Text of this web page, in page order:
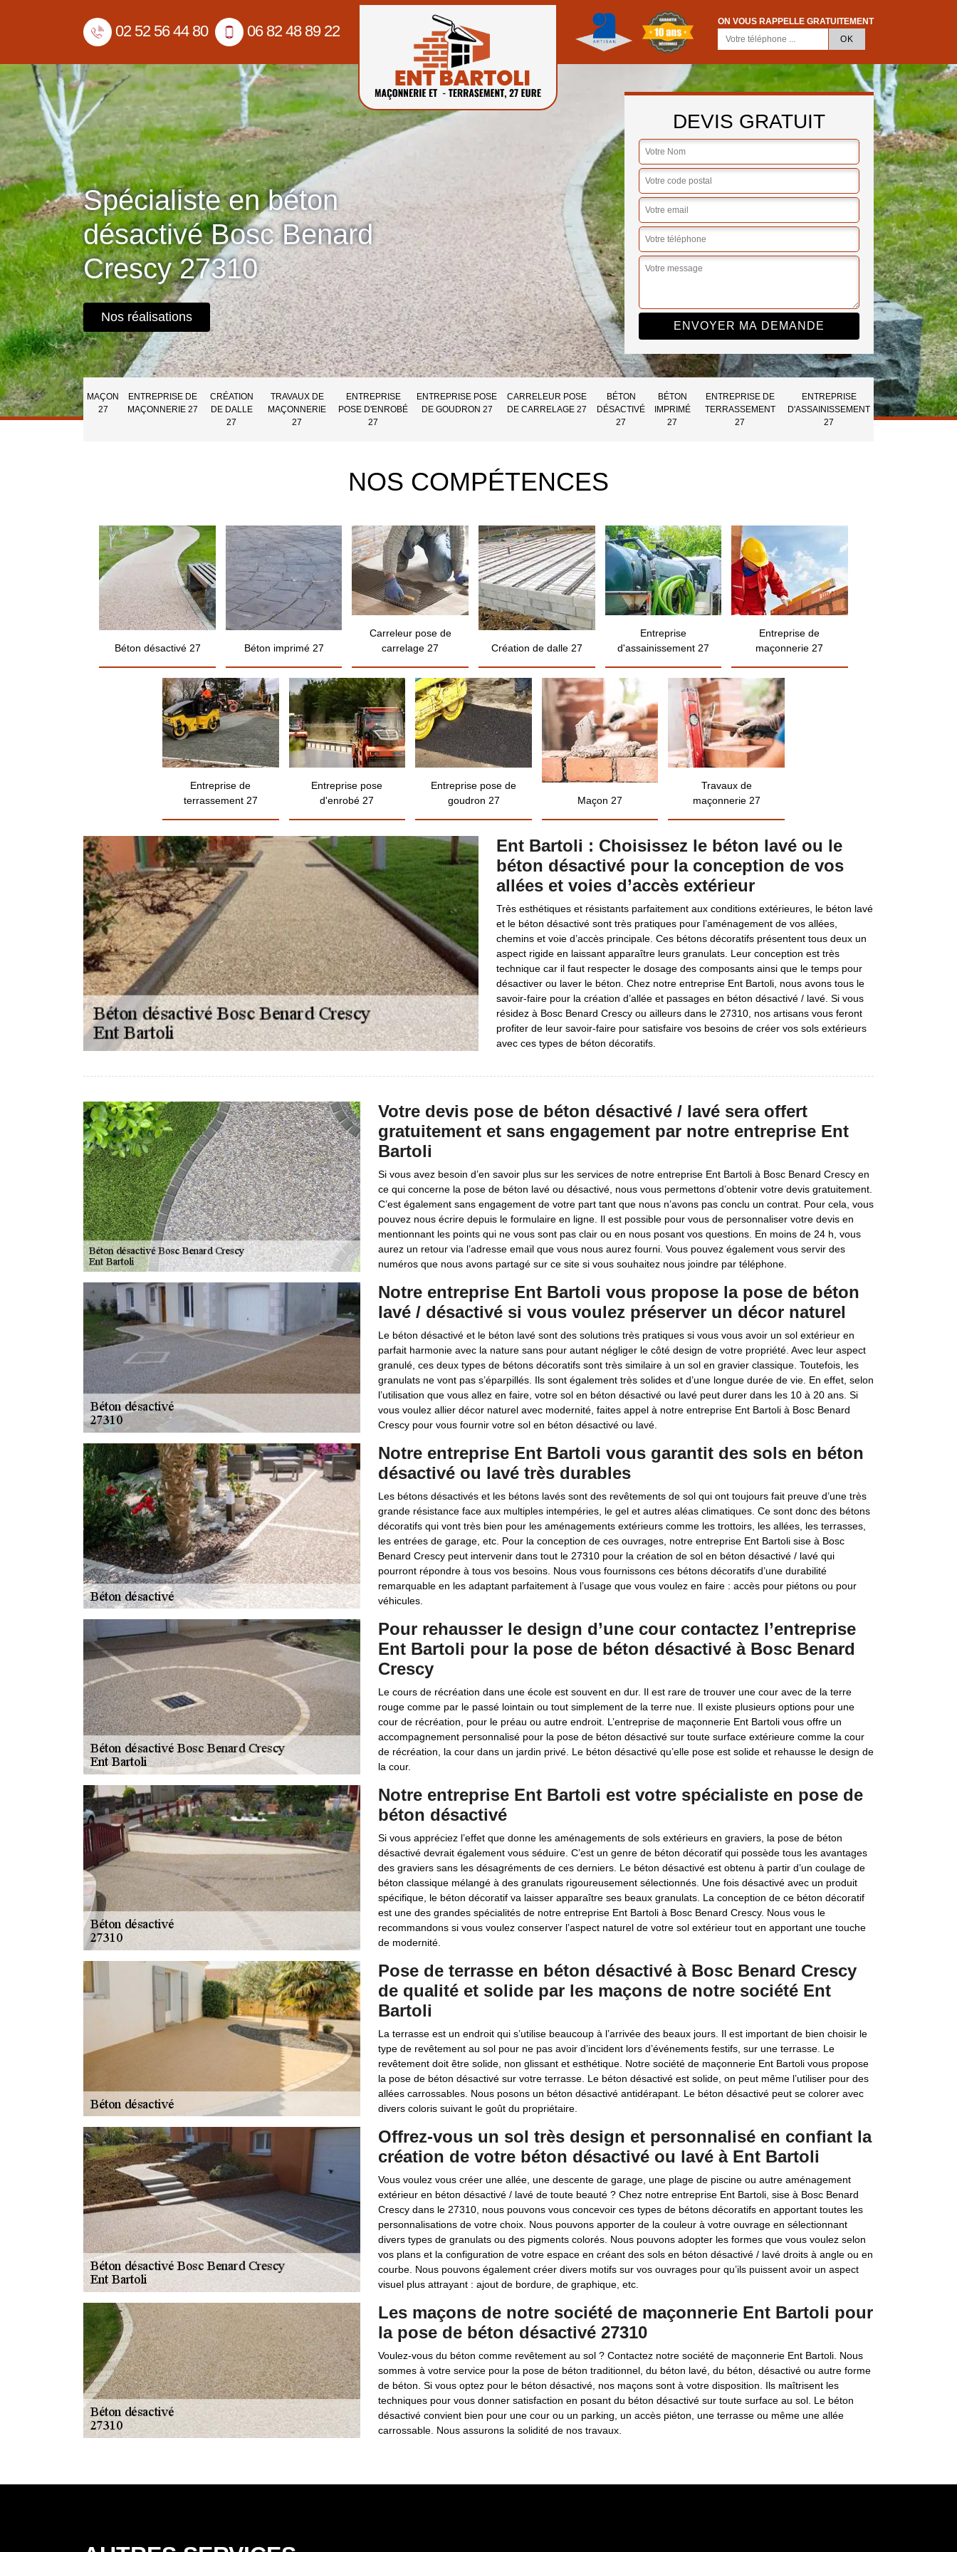
02 52 56 44 80 06 82 48 89 22
ON VOUS RAPPELLE GRATUITEMENT
Spécialiste en béton
désactivé Bosc Benard
Crescy 27310
Nos réalisations
DEVIS GRATUIT
MAÇON
27
ENTREPRISE DE
MAÇONNERIE 27
CRÉATION
DE DALLE
27
TRAVAUX DE
MAÇONNERIE
27
ENTREPRISE
POSE D'ENROBÉ
27
ENTREPRISE POSE
DE GOUDRON 27
CARRELEUR POSE
DE CARRELAGE 27
BÉTON
DÉSACTIVÉ
27
BÉTON
IMPRIMÉ
27
ENTREPRISE DE
TERRASSEMENT
27
ENTREPRISE
D'ASSAINISSEMENT
27
NOS COMPÉTENCES
Béton désactivé 27 Béton imprimé 27
Carreleur pose de
carrelage 27
Création de dalle 27
Entreprise
d'assainissement 27
Entreprise de
maçonnerie 27
Entreprise de
terrassement 27
Entreprise pose
d'enrobé 27
Entreprise pose de
goudron 27
Maçon 27
Travaux de
maçonnerie 27
Ent Bartoli : Choisissez le béton lavé ou le
béton désactivé pour la conception de vos
allées et voies d’accès extérieur
Très esthétiques et résistants parfaitement aux conditions extérieures, le béton lavé
et le béton désactivé sont très pratiques pour l’aménagement de vos allées,
chemins et voie d’accès principale. Ces bétons décoratifs présentent tous deux un
aspect rigide en laissant apparaître leurs granulats. Leur conception est très
technique car il faut respecter le dosage des composants ainsi que le temps pour
désactiver ou laver le béton. Chez notre entreprise Ent Bartoli, nous avons tous le
savoir-faire pour la création d’allée et passages en béton désactivé / lavé. Si vous
résidez à Bosc Benard Crescy ou ailleurs dans le 27310, nos artisans vous feront
profiter de leur savoir-faire pour satisfaire vos besoins de créer vos sols extérieurs
avec ces types de béton décoratifs.
Votre devis pose de béton désactivé / lavé sera offert
gratuitement et sans engagement par notre entreprise Ent
Bartoli
Si vous avez besoin d’en savoir plus sur les services de notre entreprise Ent Bartoli à Bosc Benard Crescy en
ce qui concerne la pose de béton lavé ou désactivé, nous vous permettons d’obtenir votre devis gratuitement.
C’est également sans engagement de votre part tant que nous n’avons pas conclu un contrat. Pour cela, vous
pouvez nous écrire depuis le formulaire en ligne. Il est possible pour vous de personnaliser votre devis en
mentionnant les points qui ne vous sont pas clair ou en nous posant vos questions. En moins de 24 h, vous
aurez un retour via l’adresse email que vous nous aurez fourni. Vous pouvez également vous servir des
numéros que nous avons partagé sur ce site si vous souhaitez nous joindre par téléphone.
Notre entreprise Ent Bartoli vous propose la pose de béton
lavé / désactivé si vous voulez préserver un décor naturel
Le béton désactivé et le béton lavé sont des solutions très pratiques si vous vous avoir un sol extérieur en
parfait harmonie avec la nature sans pour autant négliger le côté design de votre propriété. Avec leur aspect
granulé, ces deux types de bétons décoratifs sont très similaire à un sol en gravier classique. Toutefois, les
granulats ne vont pas s’éparpillés. Ils sont également très solides et d’une longue durée de vie. En effet, selon
l’utilisation que vous allez en faire, votre sol en béton désactivé ou lavé peut durer dans les 10 à 20 ans. Si
vous voulez allier décor naturel avec modernité, faites appel à notre entreprise Ent Bartoli à Bosc Benard
Crescy pour vous fournir votre sol en béton désactivé ou lavé.
Notre entreprise Ent Bartoli vous garantit des sols en béton
désactivé ou lavé très durables
Les bétons désactivés et les bétons lavés sont des revêtements de sol qui ont toujours fait preuve d’une très
grande résistance face aux multiples intempéries, le gel et autres aléas climatiques. Ce sont donc des bétons
décoratifs qui vont très bien pour les aménagements extérieurs comme les trottoirs, les allées, les terrasses,
les entrées de garage, etc. Pour la conception de ces ouvrages, notre entreprise Ent Bartoli sise à Bosc
Benard Crescy peut intervenir dans tout le 27310 pour la création de sol en béton désactivé / lavé qui
pourront répondre à tous vos besoins. Nous vous fournissons ces bétons décoratifs d’une durabilité
remarquable en les adaptant parfaitement à l’usage que vous voulez en faire : accès pour piétons ou pour
véhicules.
Pour rehausser le design d’une cour contactez l’entreprise
Ent Bartoli pour la pose de béton désactivé à Bosc Benard
Crescy
Le cours de récréation dans une école est souvent en dur. Il est rare de trouver une cour avec de la terre
rouge comme par le passé lointain ou tout simplement de la terre nue. Il existe plusieurs options pour une
cour de récréation, pour le préau ou autre endroit. L’entreprise de maçonnerie Ent Bartoli vous offre un
accompagnement personnalisé pour la pose de béton désactivé sur toute surface extérieure comme la cour
de récréation, la cour dans un jardin privé. Le béton désactivé qu’elle pose est solide et rehausse le design de
la cour.
Notre entreprise Ent Bartoli est votre spécialiste en pose de
béton désactivé
Si vous appréciez l’effet que donne les aménagements de sols extérieurs en graviers, la pose de béton
désactivé devrait également vous séduire. C’est un genre de béton décoratif qui possède tous les avantages
des graviers sans les désagréments de ces derniers. Le béton désactivé est obtenu à partir d’un coulage de
béton classique mélangé à des granulats rigoureusement sélectionnés. Une fois désactivé avec un produit
spécifique, le béton décoratif va laisser apparaître ses beaux granulats. La conception de ce béton décoratif
est une des grandes spécialités de notre entreprise Ent Bartoli à Bosc Benard Crescy. Nous vous le
recommandons si vous voulez conserver l’aspect naturel de votre sol extérieur tout en apportant une touche
de modernité.
Pose de terrasse en béton désactivé à Bosc Benard Crescy
de qualité et solide par les maçons de notre société Ent
Bartoli
La terrasse est un endroit qui s’utilise beaucoup à l’arrivée des beaux jours. Il est important de bien choisir le
type de revêtement au sol pour ne pas avoir d’incident lors d’événements festifs, sur une terrasse. Le
revêtement doit être solide, non glissant et esthétique. Notre société de maçonnerie Ent Bartoli vous propose
la pose de béton désactivé sur votre terrasse. Le béton désactivé est solide, on peut même l’utiliser pour des
allées carrossables. Nous posons un béton désactivé antidérapant. Le béton désactivé peut se colorer avec
divers coloris suivant le goût du propriétaire.
Offrez-vous un sol très design et personnalisé en confiant la
création de votre béton désactivé ou lavé à Ent Bartoli
Vous voulez vous créer une allée, une descente de garage, une plage de piscine ou autre aménagement
extérieur en béton désactivé / lavé de toute beauté ? Chez notre entreprise Ent Bartoli, sise à Bosc Benard
Crescy dans le 27310, nous pouvons vous concevoir ces types de bétons décoratifs en apportant toutes les
personnalisations de votre choix. Nous pouvons apporter de la couleur à votre ouvrage en sélectionnant
divers types de granulats ou des pigments colorés. Nous pouvons adopter les formes que vous voulez selon
vos plans et la configuration de votre espace en créant des sols en béton désactivé / lavé droits à angle ou en
courbe. Nous pouvons également créer divers motifs sur vos ouvrages pour qu’ils puissent avoir un aspect
visuel plus attrayant : ajout de bordure, de graphique, etc.
Les maçons de notre société de maçonnerie Ent Bartoli pour
la pose de béton désactivé 27310
Voulez-vous du béton comme revêtement au sol ? Contactez notre société de maçonnerie Ent Bartoli. Nous
sommes à votre service pour la pose de béton traditionnel, du béton lavé, du béton, désactivé ou autre forme
de béton. Si vous optez pour le béton désactivé, nos maçons sont à votre disposition. Ils maîtrisent les
techniques pour vous donner satisfaction en posant du béton désactivé sur toute surface au sol. Le béton
désactivé convient bien pour une cour ou un parking, un accès piéton, une terrasse ou même une allée
carrossable. Nous assurons la solidité de nos travaux.